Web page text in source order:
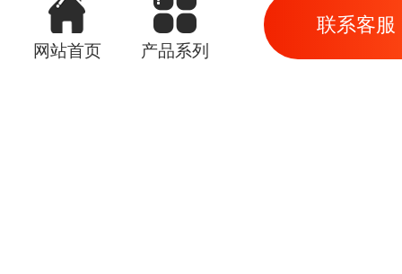
网站首页 产品系列
联系客服